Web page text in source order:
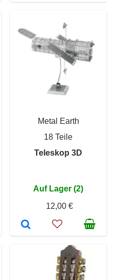
Metal Earth
18 Teile
Teleskop 3D
Auf Lager (2)
12,00 €